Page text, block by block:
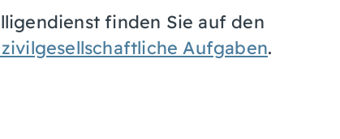
finden Sie auf den
Aufgaben.